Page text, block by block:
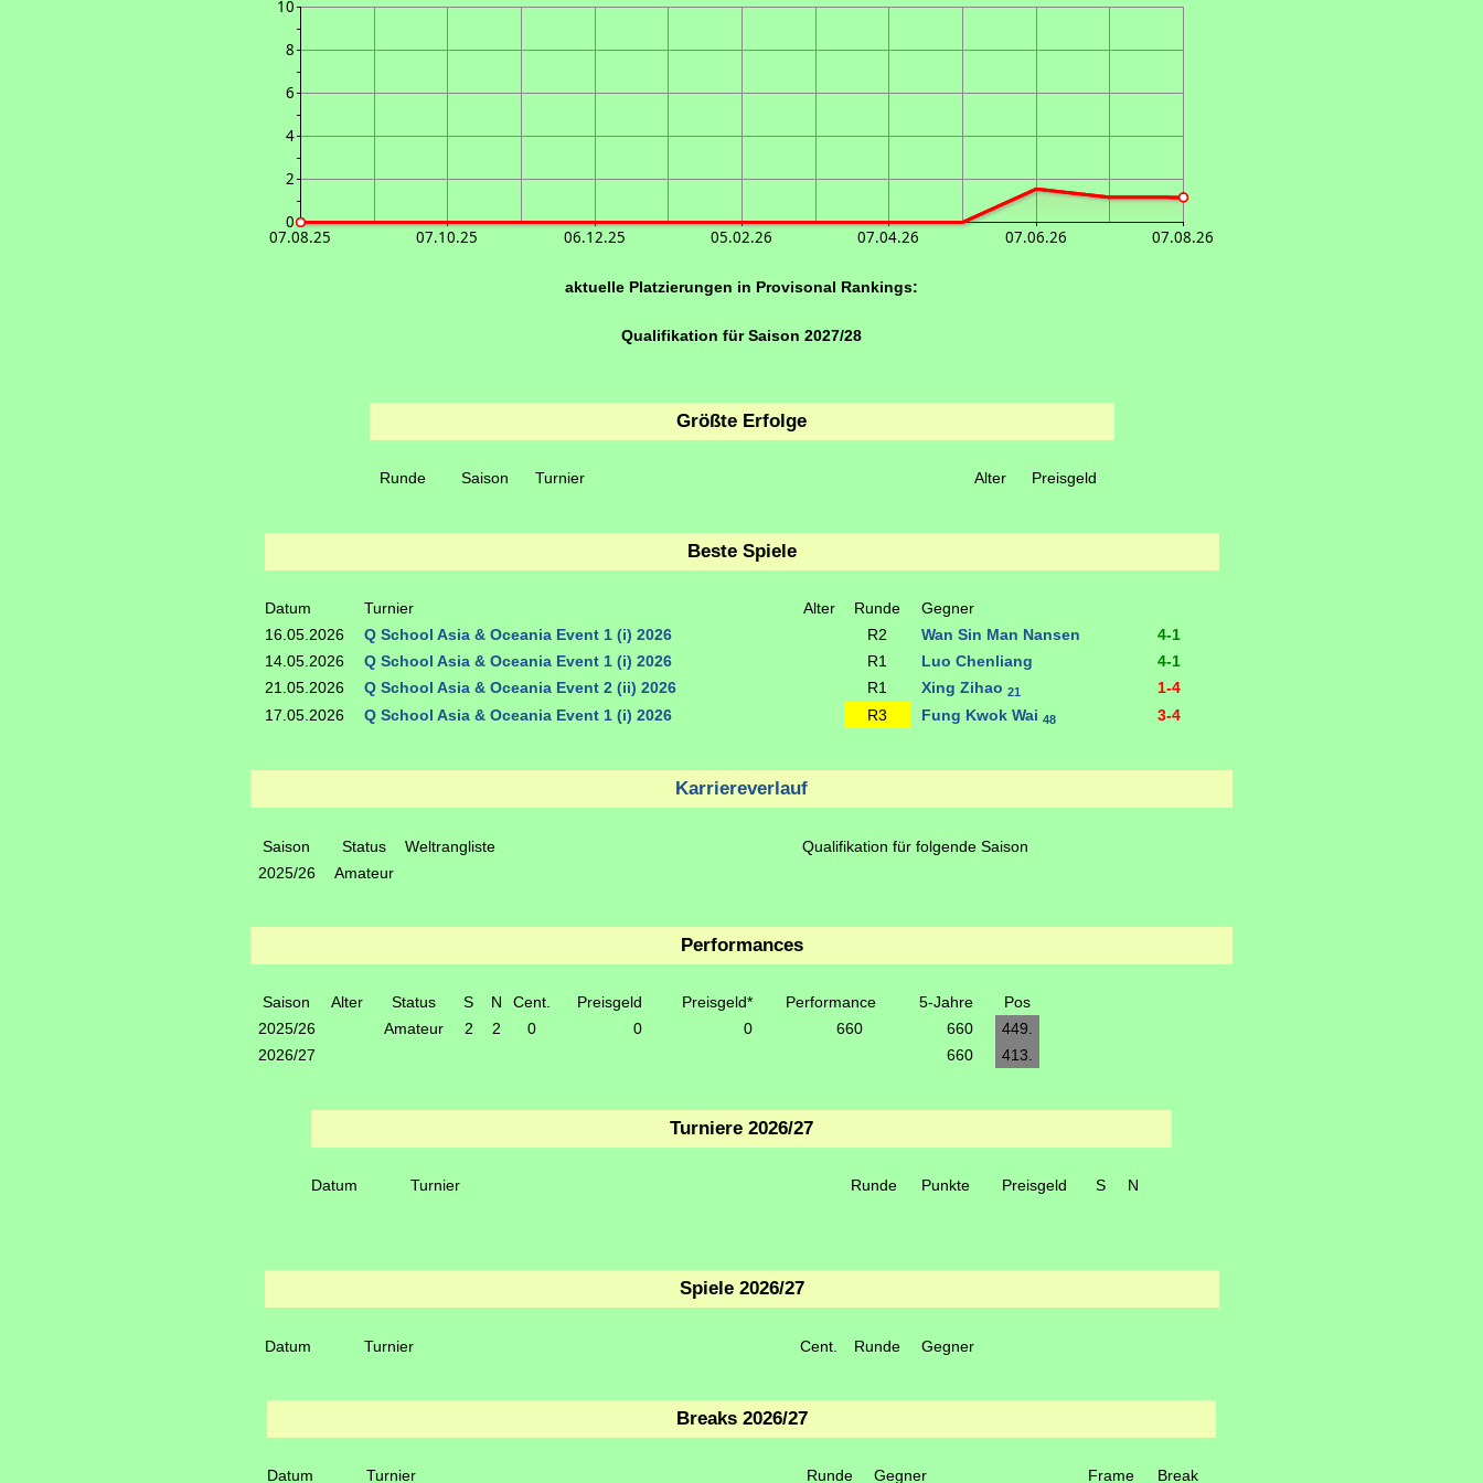
10
8
6
4
2
0
07.08.25 07.10.25 06.12.25 05.02.26 07.04.26 07.06.26 07.08.26
aktuelle Platzierungen in Provisonal Rankings:
Qualifikation für Saison 2027/28
Größte Erfolge
Runde Saison Turnier Alter Preisgeld
Beste Spiele
Datum Turnier Alter Runde
Gegner
16.05.2026
Q School Asia & Oceania Event 1 (i) 2026 R2 Wan Sin Man Nansen
4-1
14.05.2026
Q School Asia & Oceania Event 1 (i) 2026 R1 Luo Chenliang
4-1
21.05.2026
Q School Asia & Oceania Event 2 (ii) 2026 R1 Xing Zihao 21
1-4
17.05.2026
Q School Asia & Oceania Event 1 (i) 2026 R3 Fung Kwok Wai 48 3-4
Karriereverlauf
Saison Status Weltrangliste
Qualifikation für folgende Saison
2025/26
Amateur
Performances
Saison Alter Status S N Cent. Preisgeld Preisgeld* Performance 5-Jahre
Pos
2025/26
Amateur 2 2 0 0 0 660 660
449.
2026/27
660 413.
Turniere 2026/27
Datum Turnier Runde Punkte Preisgeld S N
Spiele 2026/27
Datum Turnier Cent. Runde Gegner
Breaks 2026/27
Datum Turnier Runde Gegner Frame Break